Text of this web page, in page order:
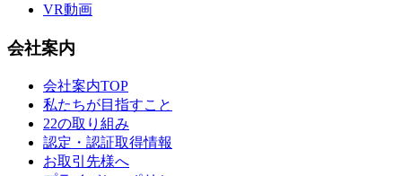
VR動画
会社案内
会社案内TOP
私たちが目指すこと
22の取り組み
認定・認証取得情報
お取引先様へ